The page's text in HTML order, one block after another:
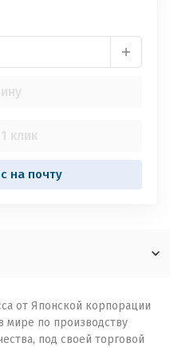
клик
на почту
от Японской корпорации
мире по производству
под своей торговой